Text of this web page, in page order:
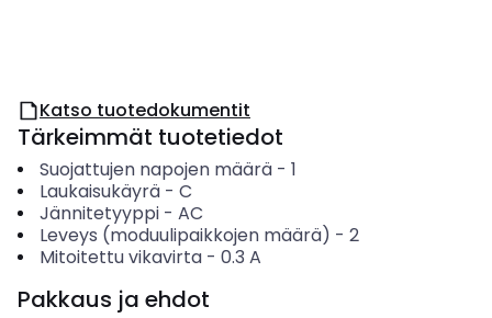
Katso tuotedokumentit
Tärkeimmät tuotetiedot
Suojattujen napojen määrä- 1
Laukaisukäyrä- C
Jännitetyyppi- AC
Leveys (moduulipaikkojen määrä) - 2
Mitoitettu vikavirta- 0.3 A
Pakkaus ja ehdot